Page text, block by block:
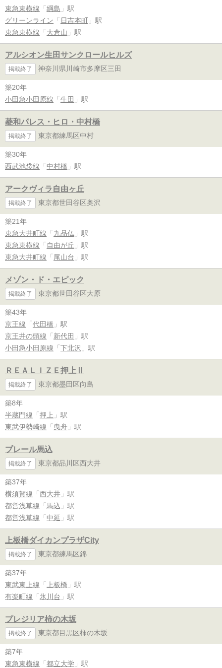
東急東横線 「 綱島 」駅
グリーンライン 「 日吉本町 」駅
東急東横線 「 大倉山 」駅
アルシオン生田サンクロールヒルズ
掲載終了 神奈川県川崎市多摩区三田
築20年
小田急小田原線 「 生田 」駅
菱和パレス・ヒロ・中村橋
掲載終了 東京都練馬区中村
築30年
西武池袋線 「 中村橋 」駅
アークヴィラ自由ヶ丘
掲載終了 東京都世田谷区奥沢
築21年
東急大井町線 「 九品仏 」駅
東急東横線 「 自由が丘 」駅
東急大井町線 「 尾山台 」駅
メゾン・ド・エピック
掲載終了 東京都世田谷区大原
築43年
京王線 「 代田橋 」駅
京王井の頭線 「 新代田 」駅
小田急小田原線 「 下北沢 」駅
ＲＥＡＬＩＺＥ押上Ⅱ
掲載終了 東京都墨田区向島
築8年
半蔵門線 「 押上 」駅
東武伊勢崎線 「 曳舟 」駅
プレール馬込
掲載終了 東京都品川区西大井
築37年
横須賀線 「 西大井 」駅
都営浅草線 「 馬込 」駅
都営浅草線 「 中延 」駅
上板橋ダイカンプラザCity
掲載終了 東京都練馬区錦
築37年
東武東上線 「 上板橋 」駅
有楽町線 「 氷川台 」駅
プレジリア柿の木坂
掲載終了 東京都目黒区柿の木坂
築7年
東急東横線 「 都立大学 」駅